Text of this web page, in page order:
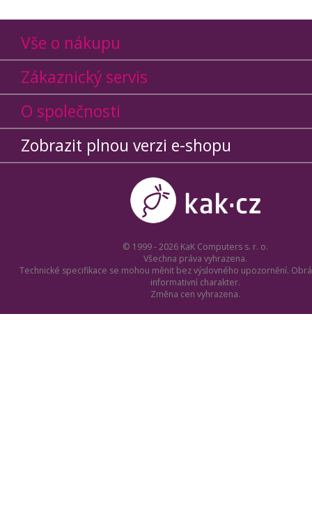
Vše o nákupu
Zákaznický servis
O společnosti
Zobrazit plnou verzi e-shopu
© 1999 - 2026 KaK Computers s. r. o.
Všechna práva vyhrazena.
Technické specifikace se mohou měnit bez výslovného upozornění.
informativní charakter.
Změna cen vyhrazena.